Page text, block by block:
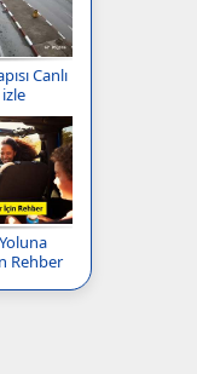
Canlı
Rehber